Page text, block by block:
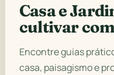
Casa e
cultivar
Encontre guias
casa, paisagismo e